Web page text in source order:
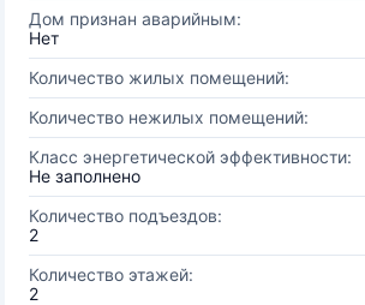
Дом признан аварийным:
Нет
Количество жилых помещений:
Количество нежилых помещений:
Класс энергетической эффективности:
Не заполнено
Количество подъездов:
2
Количество этажей:
2